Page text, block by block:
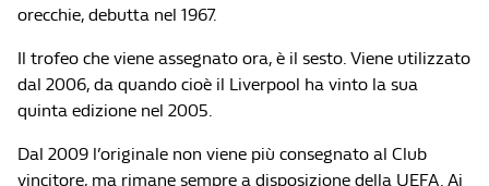
orecchie, debutta nel 1967.
Il trofeo che viene assegnato ora, è il sesto. Viene utilizzato
dal 2006, da quando cioè il Liverpool ha vinto la sua
quinta edizione nel 2005.
Dal 2009 l’originale non viene più consegnato al Club
vincitore, ma rimane sempre a disposizione della UEFA. Ai